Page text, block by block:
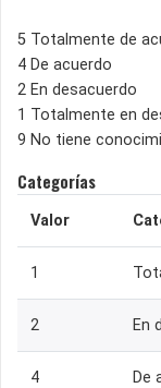
5 Totalmente de
4 De acuerdo
2 En desacuerdo
1 Totalmente en
9 No tiene
Categorías
Valor
1
2 En
4 De